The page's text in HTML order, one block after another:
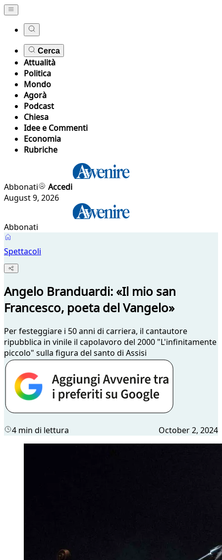
Cerca
Attualità
Politica
Mondo
Agorà
Podcast
Chiesa
Idee e Commenti
Economia
Rubriche
Abbonati
Accedi
August 9, 2026
Abbonati
Spettacoli
Angelo Branduardi: «Il mio san
Francesco, poeta del Vangelo»
Per festeggiare i 50 anni di carriera, il cantautore
ripubblica in vinile il capolavoro del 2000 "L'infinitamente
piccolo" sulla figura del santo di Assisi
4 min di lettura October 2, 2024